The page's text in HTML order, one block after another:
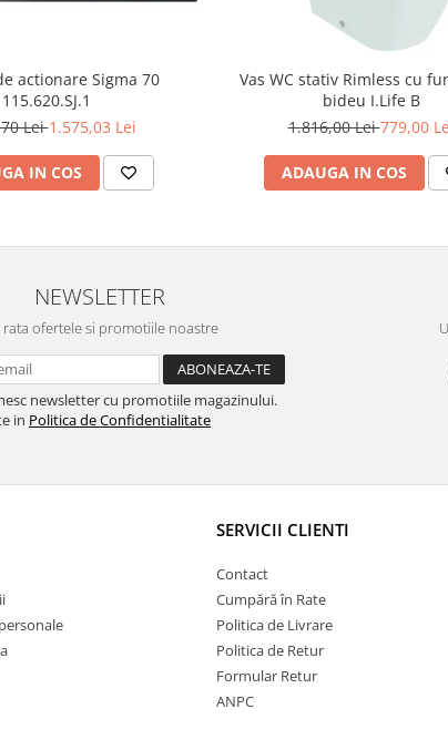
actionare Sigma 70
115.620.SJ.1
Lei1.575,03 Lei
IN COS
Vas WC stativ Rimless cu
bideu I.Life B
1.816,00 Lei779,00
ADAUGA IN COS
NEWSLETTER
rata ofertele si promotiile noastre
newsletter cu promotiile magazinului.
in Politica de Confidentialitate
SERVICII CLIENTI
Contact
Cumpără în Rate
Politica de Livrare
Politica de Retur
Formular Retur
ANPC